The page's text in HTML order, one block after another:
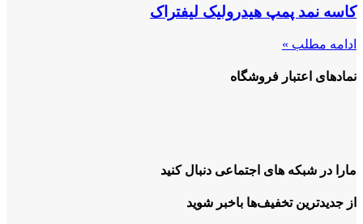
کاسه نمد پمپ هیدرولیک لیفتراک
ادامه مطلب »
نمادهای اعتبار فروشگاه
مارا در شبکه های اجتماعی دنبال کنید
از جدیدترین تخفیف‌ها باخبر شوید